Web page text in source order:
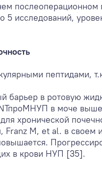
5 исследований,
пептидами,
барьер в ротовую
в моче
хронической
M, et al. в своем
в крови НУП [35].